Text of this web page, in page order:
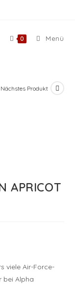
0 Menü
Nächstes Produkt
APRICOT
viele Air-Force-
bei Alpha